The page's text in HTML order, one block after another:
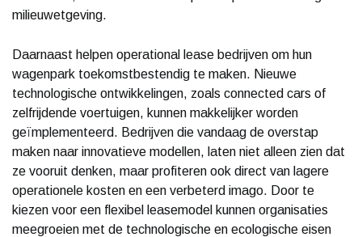
milieuwetgeving.
Daarnaast helpen operational lease bedrijven om hun
wagenpark toekomstbestendig te maken. Nieuwe
technologische ontwikkelingen, zoals connected cars of
zelfrijdende voertuigen, kunnen makkelijker worden
geïmplementeerd. Bedrijven die vandaag de overstap
maken naar innovatieve modellen, laten niet alleen zien dat
ze vooruit denken, maar profiteren ook direct van lagere
operationele kosten en een verbeterd imago. Door te
kiezen voor een flexibel leasemodel kunnen organisaties
meegroeien met de technologische en ecologische eisen